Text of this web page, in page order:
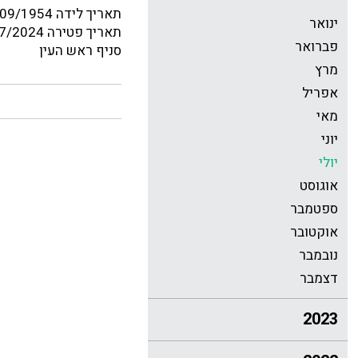
ינואר
פברואר
מרץ
אפריל
מאי
יוני
יולי
אוגוסט
ספטמבר
אוקטובר
נובמבר
דצמבר
2023
תאריך לידה 30/09/1954
תאריך פטירה 04/07/2024
סניף ראש העין